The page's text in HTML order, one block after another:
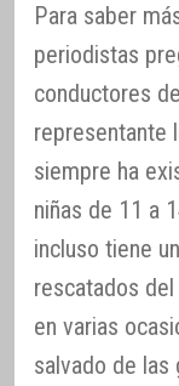
Para saber
periodistas
conductores
representante
siempre ha
niñas de 11 a
incluso tiene
rescatados
en varias
salvado de las